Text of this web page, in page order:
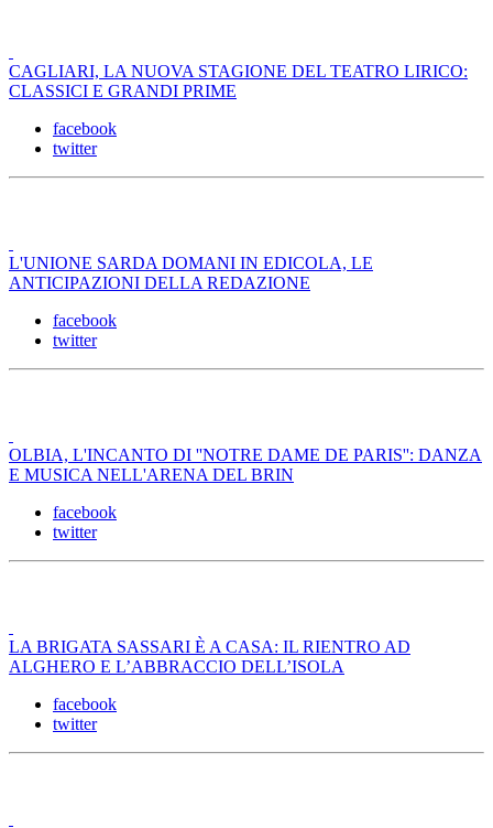
CAGLIARI, LA NUOVA STAGIONE DEL TEATRO LIRICO:
CLASSICI E GRANDI PRIME
facebook
twitter
L'UNIONE SARDA DOMANI IN EDICOLA, LE
ANTICIPAZIONI DELLA REDAZIONE
facebook
twitter
OLBIA, L'INCANTO DI ''NOTRE DAME DE PARIS'': DANZA
E MUSICA NELL'ARENA DEL BRIN
facebook
twitter
LA BRIGATA SASSARI È A CASA: IL RIENTRO AD
ALGHERO E L’ABBRACCIO DELL’ISOLA
facebook
twitter